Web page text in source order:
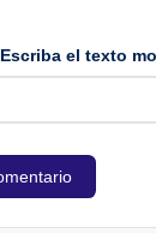
Escriba el texto